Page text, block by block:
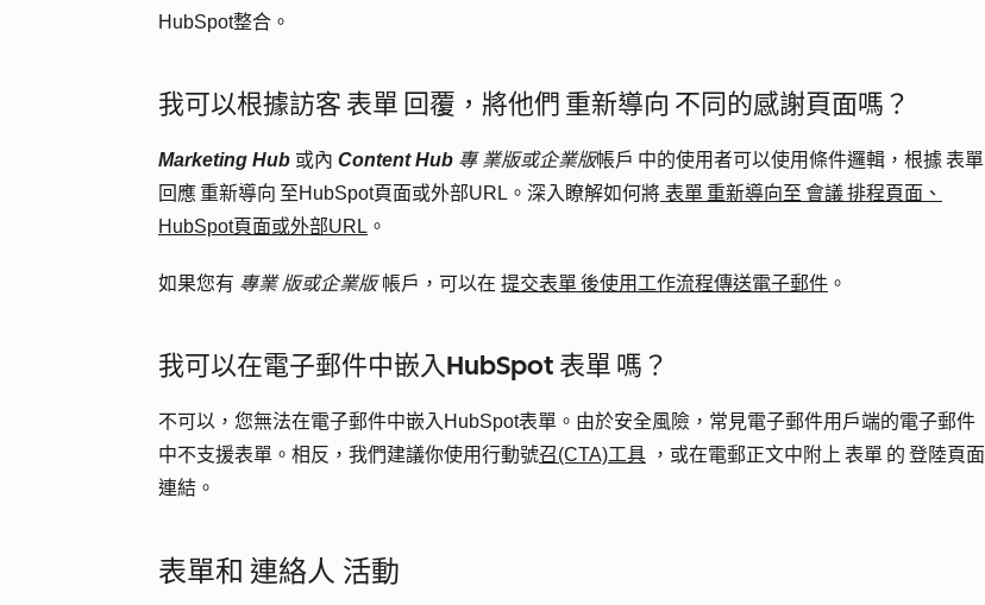
HubSpot整合。
我可以根據訪客 表單 回覆，將他們 重新導向 不同的感謝頁面嗎？
Marketing Hub 或內 Content Hub 專 業版或企業版帳戶 中的使用者可以使用條件邏輯，根據 表單
回應 重新導向 至HubSpot頁面或外部URL。深入瞭解如何將 表單 重新導向至 會議 排程頁面、
HubSpot頁面或外部URL 。
如果您有 專業 版或企業版帳戶，可以在 提交表單 後使用工作流程傳送電子郵件 。
我可以在電子郵件中嵌入HubSpot 表單 嗎？
不可以，您無法在電子郵件中嵌入HubSpot表單。由於安全風險，常見電子郵件用戶端的電子郵件
中不支援表單。相反，我們建議你使用行動號召(CTA)工具 ，或在電郵正文中附上 表單 的 登陸頁面
連結。
表單和 連絡人 活動